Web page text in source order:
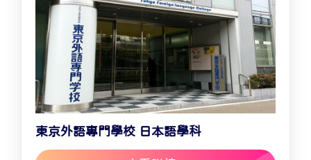
東京外語專門學校 日本語學科